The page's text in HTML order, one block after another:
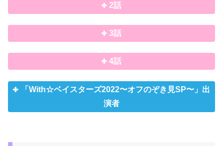
2話
3話
4話
「With☆ベイスターズ2022〜オフのぞき見SP〜」出
演者